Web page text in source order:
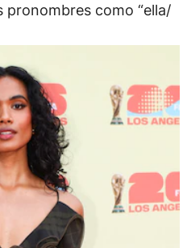
pronombres como “ella/